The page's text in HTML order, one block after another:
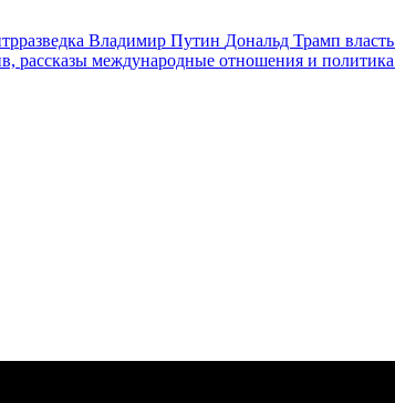
Владимир Путин Дональд Трамп власть
рассказы международные отношения и политика